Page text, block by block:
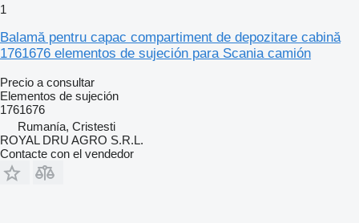
1
Balamă pentru capac compartiment de depozitare cabină
1761676 elementos de sujeción para Scania camión
Precio a consultar
Elementos de sujeción
1761676
Rumanía, Cristesti
ROYAL DRU AGRO S.R.L.
Contacte con el vendedor